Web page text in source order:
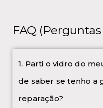
FAQ
1. Parti o vidro do
de saber se tenho a
reparação?